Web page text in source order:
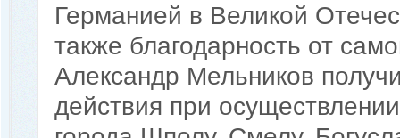
Германией в Великой
также благодарность от
Александр Мельников
действия при